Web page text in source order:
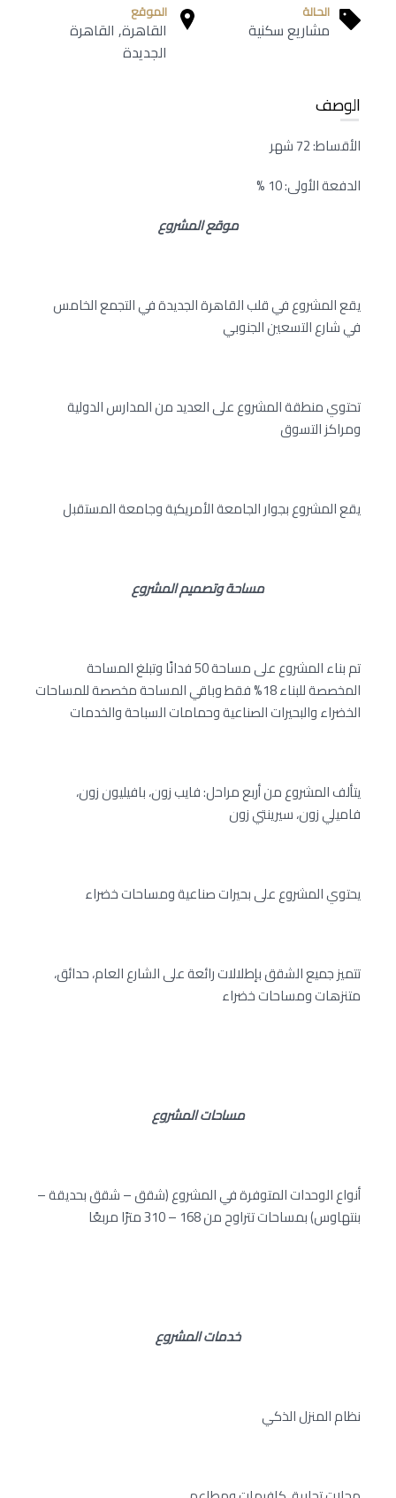
الحالة
مشاريع سكنية
الموقع
القاهرة, القاهرة
الجديدة
الوصف
الأقساط: 72 شهر
الدفعة الأولى: 10 %
موقع المشروع
يقع المشروع في قلب القاهرة الجديدة في التجمع الخامس
في شارع التسعين الجنوبي
تحتوي منطقة المشروع على العديد من المدارس الدولية
ومراكز التسوق
يقع المشروع بجوار الجامعة الأمريكية وجامعة المستقبل
مساحة وتصميم المشروع
تم بناء المشروع على مساحة 50 فدانًا وتبلغ المساحة
المخصصة للبناء 18% فقط وباقي المساحة مخصصة للمساحات
الخضراء والبحيرات الصناعية وحمامات السباحة والخدمات
يتألف المشروع من أربع مراحل: فايب زون، بافيليون زون،
فاميلي زون، سيرينتي زون
يحتوي المشروع على بحيرات صناعية ومساحات خضراء
تتميز جميع الشقق بإطلالات رائعة على الشارع العام، حدائق،
متنزهات ومساحات خضراء
مساحات المشروع
أنواع الوحدات المتوفرة في المشروع (شقق – شقق بحديقة –
بنتهاوس) بمساحات تتراوح من 168 – 310 مترًا مربعًا
خدمات المشروع
نظام المنزل الذكي